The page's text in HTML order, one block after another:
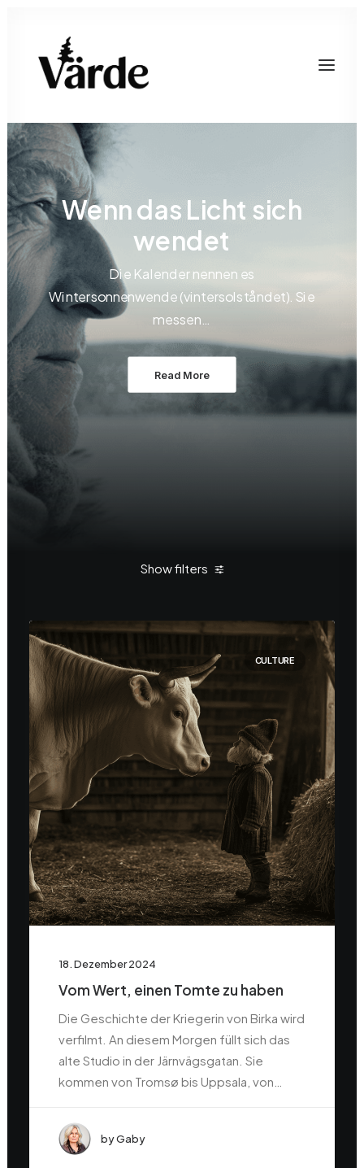
Wenn das Licht sich
wendet
Die Kalender nennen es
Wintersonnenwende (vintersolståndet). Sie
messen…
Read More
Show filters
CULTURE
18. Dezember 2024
Vom Wert, einen Tomte zu haben
Die Geschichte der Kriegerin von Birka wird
verfilmt. An diesem Morgen füllt sich das
alte Studio in der Järnvägsgatan. Sie
kommen von Tromsø bis Uppsala, von…
by Gaby